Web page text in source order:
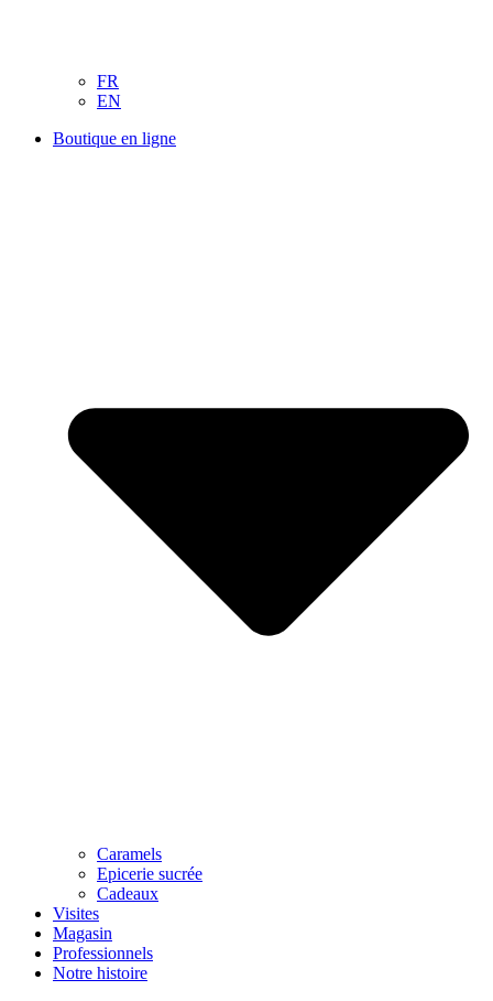
FR
EN
Boutique en ligne
Caramels
Epicerie sucrée
Cadeaux
Visites
Magasin
Professionnels
Notre histoire